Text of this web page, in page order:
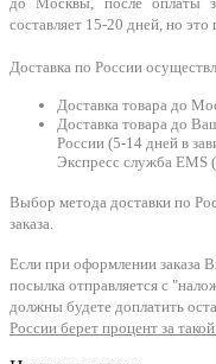
составляет 15-20 дней, но
Доставка по России
Доставка товара до
Доставка товара до
России (5-14 дней в
Экспресс служба EMS
Выбор метода доставки по
заказа.
Если при оформлении заказа
посылка отправляется с
должны будете доплатить
России берет процент за